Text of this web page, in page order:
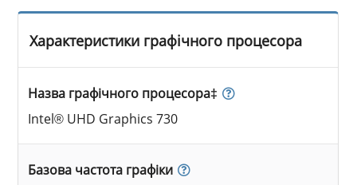
Характеристики графічного процесора
Назва графічного процесора‡
Intel® UHD Graphics 730
Базова частота графіки